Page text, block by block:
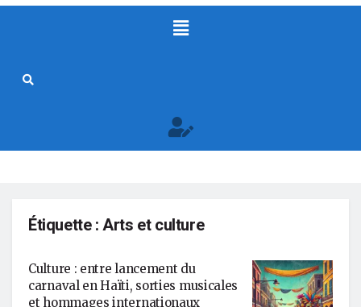
Étiquette :Arts et culture
Culture : entre lancement du
carnaval en Haïti, sorties musicales
et hommages internationaux